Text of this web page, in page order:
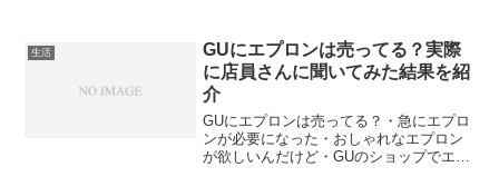
ですか？私の場合、今までは、・ドラッ
グストア・調剤薬局を、全...
生活
GUにエプロンは売ってる？実際
に店員さんに聞いてみた結果を紹
介
GUにエプロンは売ってる？・急にエプロ
ンが必要になった・おしゃれなエプロン
が欲しいんだけど・GUのショップでエプ